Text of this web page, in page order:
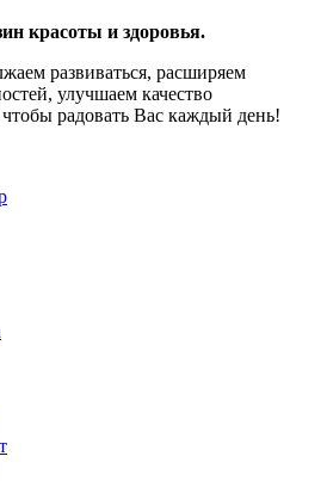
красоты и здоровья.
развиваться, расширяем
улучшаем качество
радовать Вас каждый день!